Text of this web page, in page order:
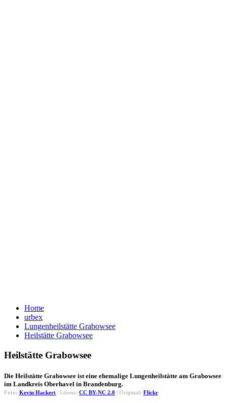
Home
urbex
Lungenheilstätte Grabowsee
Heilstätte Grabowsee
Heilstätte Grabowsee
Die Heilstätte Grabowsee ist eine ehemalige Lungenheilstätte am Grabowsee
im Landkreis Oberhavel in Brandenburg.
Foto: Kevin Hackert | Lizenz: CC BY-NC 2.0 | Original: Flickr